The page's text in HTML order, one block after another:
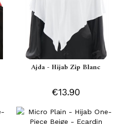
Ajda - Hijab Zip Blanc
€13.90